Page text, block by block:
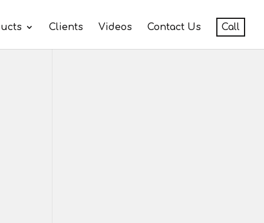
Clients Videos Contact Us Call